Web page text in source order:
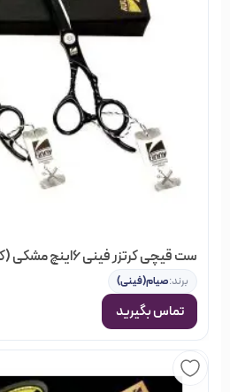
ست قیچی کرتزر فینی 6اینچ مشکی (کات و پیتاژ)
برند:صیام(فینی)
تماس بگیرید